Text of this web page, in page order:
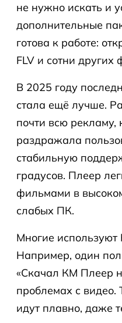
не нужно искать и
дополнительные
готова к работе:
FLV и сотни других
В 2025 году
стала ещё лучше.
почти всю рекламу,
раздражала
стабильную
градусов. Плеер
фильмами в
слабых ПК.
Многие
Например, один
«Скачал КМ Плеер
проблемах с
идут плавно, даже